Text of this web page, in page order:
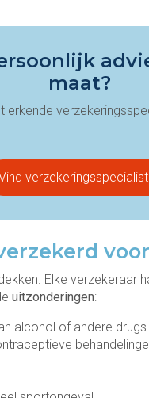
maat?
erkende
Elke verzekeraar
uitzonderingen:
alcohol of andere drugs.